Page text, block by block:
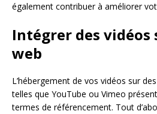
également contribuer à améliorer
Intégrer des
web
L’hébergement de vos vidéos sur
telles que YouTube ou Vimeo
termes de référencement. Tout